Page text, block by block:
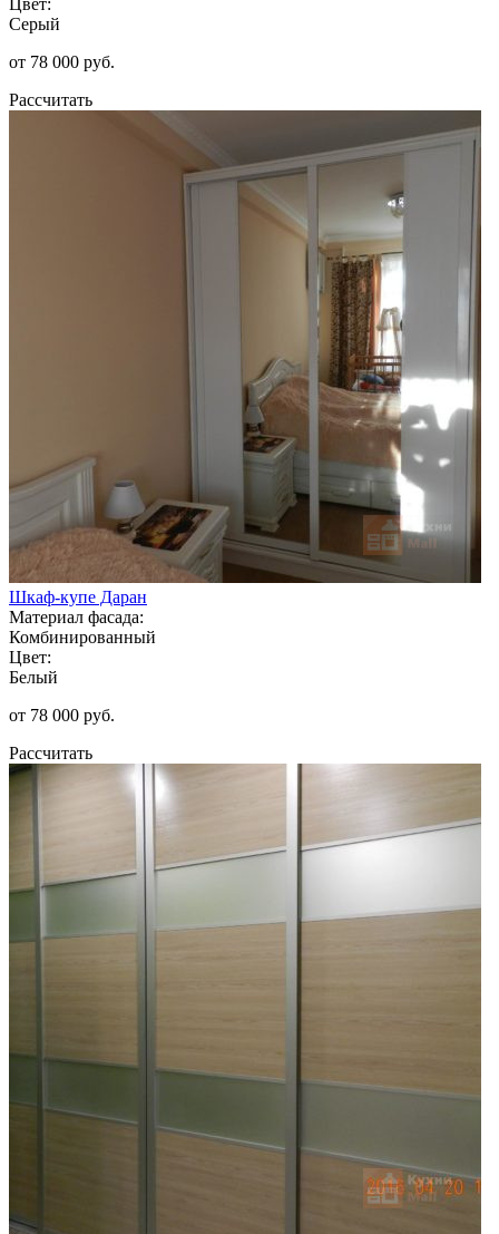
Серый
от 78 000 руб.
Рассчитать
Шкаф-купе Даран
Материал фасада:
Комбинированный
Цвет:
Белый
от 78 000 руб.
Рассчитать